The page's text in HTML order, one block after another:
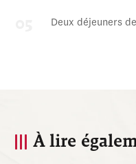
Deux déjeuners
À lire